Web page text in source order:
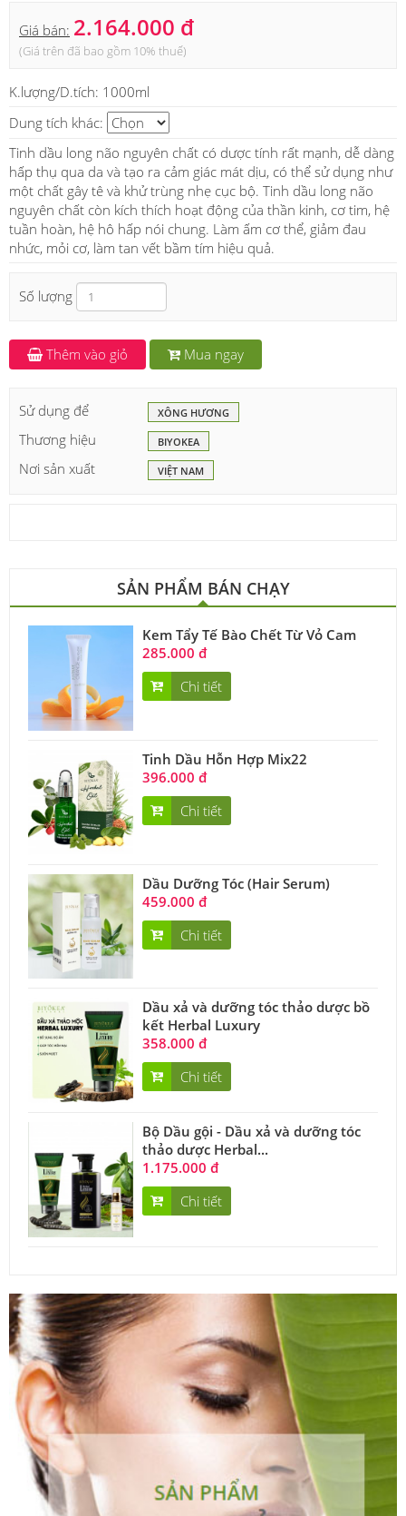
Giá bán: 2.164.000 đ
(Giá trên đã bao gồm 10% thuế)
K.lượng/D.tích: 1000ml
Dung tích khác:
Tinh dầu long não nguyên chất có dược tính rất mạnh, dễ dàng
hấp thụ qua da và tạo ra cảm giác mát dịu, có thể sử dụng như
một chất gây tê và khử trùng nhẹ cục bộ. Tinh dầu long não
nguyên chất còn kích thích hoạt động của thần kinh, cơ tim, hệ
tuần hoàn, hệ hô hấp nói chung. Làm ấm cơ thể, giảm đau
nhức, mỏi cơ, làm tan vết bầm tím hiệu quả.
Số lượng
Thêm vào giỏ Mua ngay
Sử dụng để XÔNG HƯƠNG
Thương hiệu BIYOKEA
Nơi sản xuất VIỆT NAM
SẢN PHẨM BÁN CHẠY
Kem Tẩy Tế Bào Chết Từ Vỏ Cam
285.000 đ
Chi tiết
Tinh Dầu Hỗn Hợp Mix22
396.000 đ
Chi tiết
Dầu Dưỡng Tóc (Hair Serum)
459.000 đ
Chi tiết
Dầu xả và dưỡng tóc thảo dược bồ
kết Herbal Luxury
358.000 đ
Chi tiết
Bộ Dầu gội - Dầu xả và dưỡng tóc
thảo dược Herbal...
1.175.000 đ
Chi tiết